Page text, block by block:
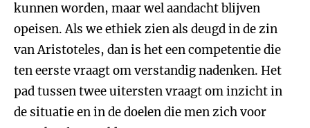
kunnen worden, maar wel aandacht blijven
opeisen. Als we ethiek zien als deugd in de zin
van Aristoteles, dan is het een competentie die
ten eerste vraagt om verstandig nadenken. Het
pad tussen twee uitersten vraagt om inzicht in
de situatie en in de doelen die men zich voor